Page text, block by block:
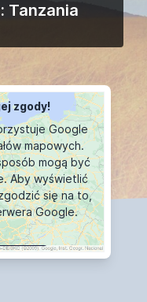
Tanzania
zgody!
Google
mapowych.
mogą być
Aby wyświetlić
się na to,
Google.